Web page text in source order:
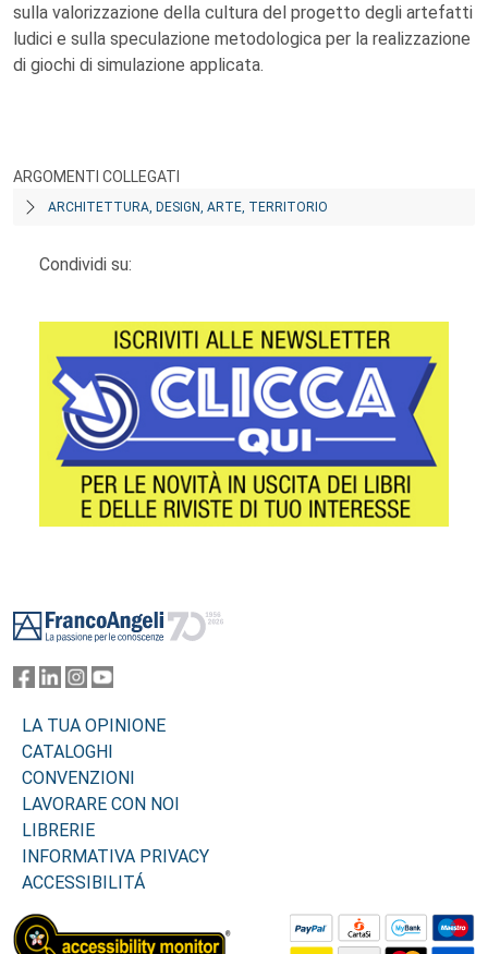
sulla valorizzazione della cultura del progetto degli artefatti
ludici e sulla speculazione metodologica per la realizzazione
di giochi di simulazione applicata.
ARGOMENTI COLLEGATI
ARCHITETTURA, DESIGN, ARTE, TERRITORIO
Condividi su:
LA TUA OPINIONE
CATALOGHI
CONVENZIONI
LAVORARE CON NOI
LIBRERIE
INFORMATIVA PRIVACY
ACCESSIBILITÁ